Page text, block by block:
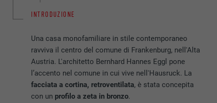
INTRODUZIONE
Una casa monofamiliare in stile contemporaneo
ravviva il centro del comune di Frankenburg, nell'Alta
Austria. L'architetto Bernhard Hannes Eggl pone
l’accento nel comune in cui vive nell'Hausruck. La
facciata a cortina, retroventilata, è stata concepita
con un profilo a zeta in bronzo.